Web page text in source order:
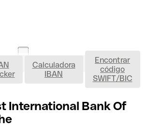
IBAN
Calculadora
IBAN
Encontrar
código
SWIFT/BIC
International Bank Of